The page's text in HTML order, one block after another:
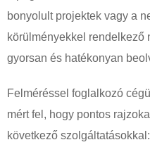
bonyolult projektek vagy a
körülményekkel rendelkező
gyorsan és hatékonyan
Felméréssel foglalkozó
mért fel, hogy pontos
következő szolgáltatásokkal: